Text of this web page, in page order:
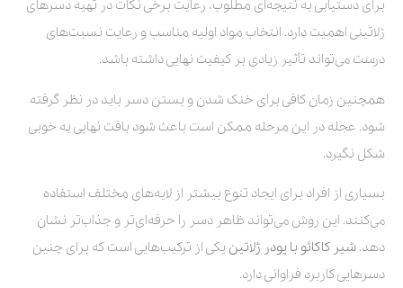
برای دستیابی به نتیجه‌ای مطلوب، رعایت برخی نکات در تهیه دسرهای
ژلاتینی اهمیت دارد. انتخاب مواد اولیه مناسب و رعایت نسبت‌های
درست می‌تواند تأثیر زیادی بر کیفیت نهایی داشته باشد.
همچنین زمان کافی برای خنک شدن و بستن دسر باید در نظر گرفته
شود. عجله در این مرحله ممکن است باعث شود بافت نهایی به خوبی
شکل نگیرد.
بسیاری از افراد برای ایجاد تنوع بیشتر از لایه‌های مختلف استفاده
می‌کنند. این روش می‌تواند ظاهر دسر را حرفه‌ای‌تر و جذاب‌تر نشان
دهد. شیر کاکائو با پودر ژلاتین یکی از ترکیب‌هایی است که برای چنین
دسرهایی کاربرد فراوانی دارد.